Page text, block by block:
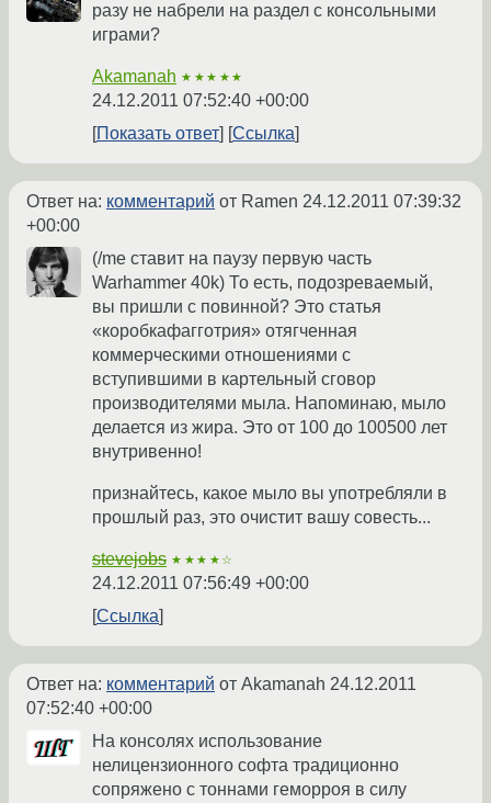
разу не набрели на раздел с консольными
играми?
Akamanah ★★★★★
24.12.2011 07:52:40 +00:00
Показать ответ
Ссылка
Ответ на: комментарий от Ramen 24.12.2011 07:39:32
+00:00
(/me ставит на паузу первую часть
Warhammer 40k) То есть, подозреваемый,
вы пришли с повинной? Это статья
«коробкафагготрия» отягченная
коммерческими отношениями с
вступившими в картельный сговор
производителями мыла. Напоминаю, мыло
делается из жира. Это от 100 до 100500 лет
внутривенно!
признайтесь, какое мыло вы употребляли в
прошлый раз, это очистит вашу совесть...
stevejobs ★★★★☆
24.12.2011 07:56:49 +00:00
Ссылка
Ответ на: комментарий от Akamanah 24.12.2011
07:52:40 +00:00
На консолях использование
нелицензионного софта традиционно
сопряжено с тоннами геморроя в силу